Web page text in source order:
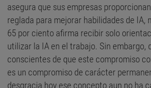
asegura que sus empresas
reglada para mejorar habilidades de IA,
65 por ciento afirma recibir solo
utilizar la IA en el trabajo. Sin embargo,
conscientes de que este compromiso
es un compromiso de carácter
desgracia hoy ese concepto aun no ha